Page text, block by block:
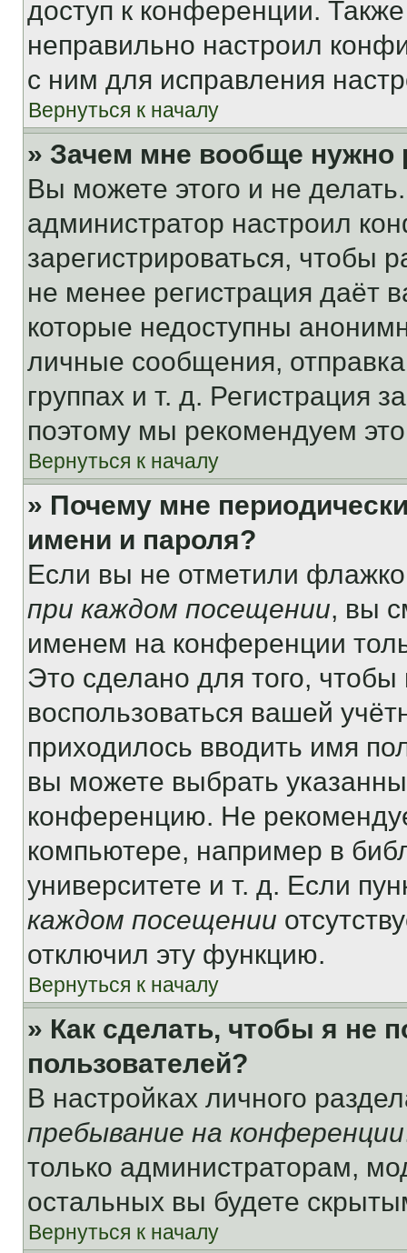
доступ к конференции.
неправильно настроил
с ним для исправления
Вернуться к началу
» Зачем мне вообще нужно
Вы можете этого и не
администратор настроил
зарегистрироваться, чтобы
не менее регистрация даёт
которые недоступны
личные сообщения,
группах и т. д. Регистрация
поэтому мы рекомендуем
Вернуться к началу
» Почему мне
имени и пароля?
Если вы не отметили
при каждом посещении, вы
именем на конференции
Это сделано для того, чтобы
воспользоваться вашей
приходилось вводить имя
вы можете выбрать
конференцию. Не
компьютере, например в
университете и т. д. Если
каждом посещении
отключил эту функцию.
Вернуться к началу
» Как сделать, чтобы я не
пользователей?
В настройках личного
пребывание на конференции
только администраторам,
остальных вы будете
Вернуться к началу